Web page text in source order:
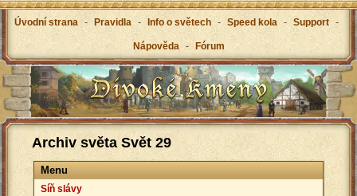
Úvodní strana - Pravidla - Info o světech - Speed kola - Support -
Nápověda - Fórum
Archiv světa Svět 29
Menu
Síň slávy